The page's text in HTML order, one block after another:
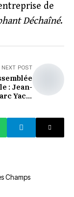
de
Déchaîné.
NEXT POST
: Jean-
Yacé,
groupe
RDA
Champs